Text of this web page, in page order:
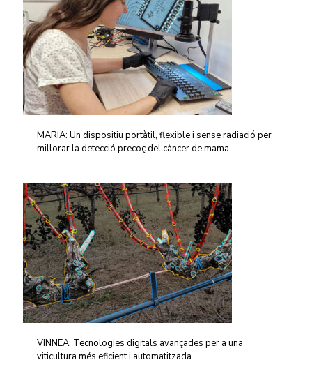
MARIA: Un dispositiu portàtil, flexible i sense radiació per
millorar la detecció precoç del càncer de mama
VINNEA: Tecnologies digitals avançades per a una
viticultura més eficient i automatitzada